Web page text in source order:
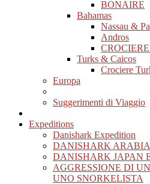
BONAIRE
Bahamas
Nassau &
Andros
Turks & Caicos
Crociere
Europa
Suggerimenti di Viaggio
Expeditions
Danishark Expedition
DANISHARK
DANISHARK JAPAN
AGGRESSIONE DI
UNO SNORKELISTA